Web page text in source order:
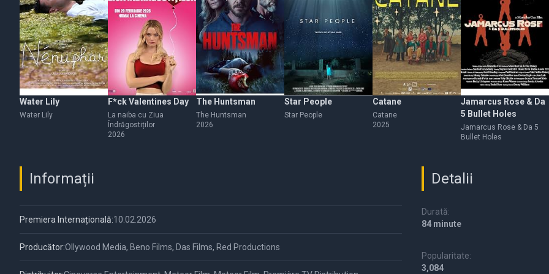
Water Lily
Water Lily
F*ck Valentines Day
La naiba cu Ziua
Îndrăgostiților
2026
The Huntsman
The Huntsman
2026
Star People
Star People
Catane
Catane
2025
Jamarcus Rose & Da
5 Bullet Holes
Jamarcus Rose & Da 5
Bullet Holes
Informații
Premiera Internațională:10.02.2026
Producător:Ollywood Media, Beno Films, Das Films, Red Productions
Detalii
Durată:
84 minute
Popularitate:
3,084